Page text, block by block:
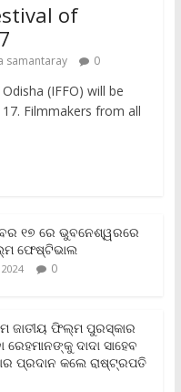
of
samantaray 0
(IFFO) will be
Filmmakers from all
୧୭ ରେ ଭୁବନେଶ୍ୱରରେ
ଫେଷ୍ଟିଭାଲ
0
ଜାତୀୟ ଫିଲ୍ମ ପୁରସ୍କାର
ରେହମାନଙ୍କୁ ଦାଦା ସାହେବ
ପ୍ରଦାନ କଲେ ରାଷ୍ଟ୍ରପତି